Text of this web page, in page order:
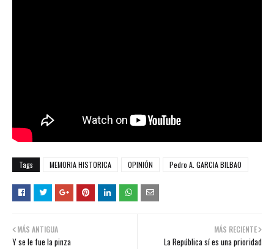
Tags MEMORIA HISTORICA OPINIÓN Pedro A. GARCIA BILBAO
MÁS RECIENTE
La República sí es una prioridad
MÁS ANTIGUA
Y se le fue la pinza